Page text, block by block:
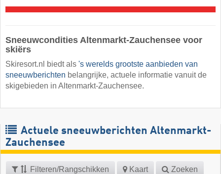
Sneeuwcondities Altenmarkt-Zauchensee voor
skiërs
Skiresort.nl biedt als 's werelds grootste aanbieden van
sneeuwberichten belangrijke, actuele informatie vanuit de
skigebieden in Altenmarkt-Zauchensee.
Actuele sneeuwberichten Altenmarkt-
Zauchensee
Filteren/Rangschikken Kaart Zoeken